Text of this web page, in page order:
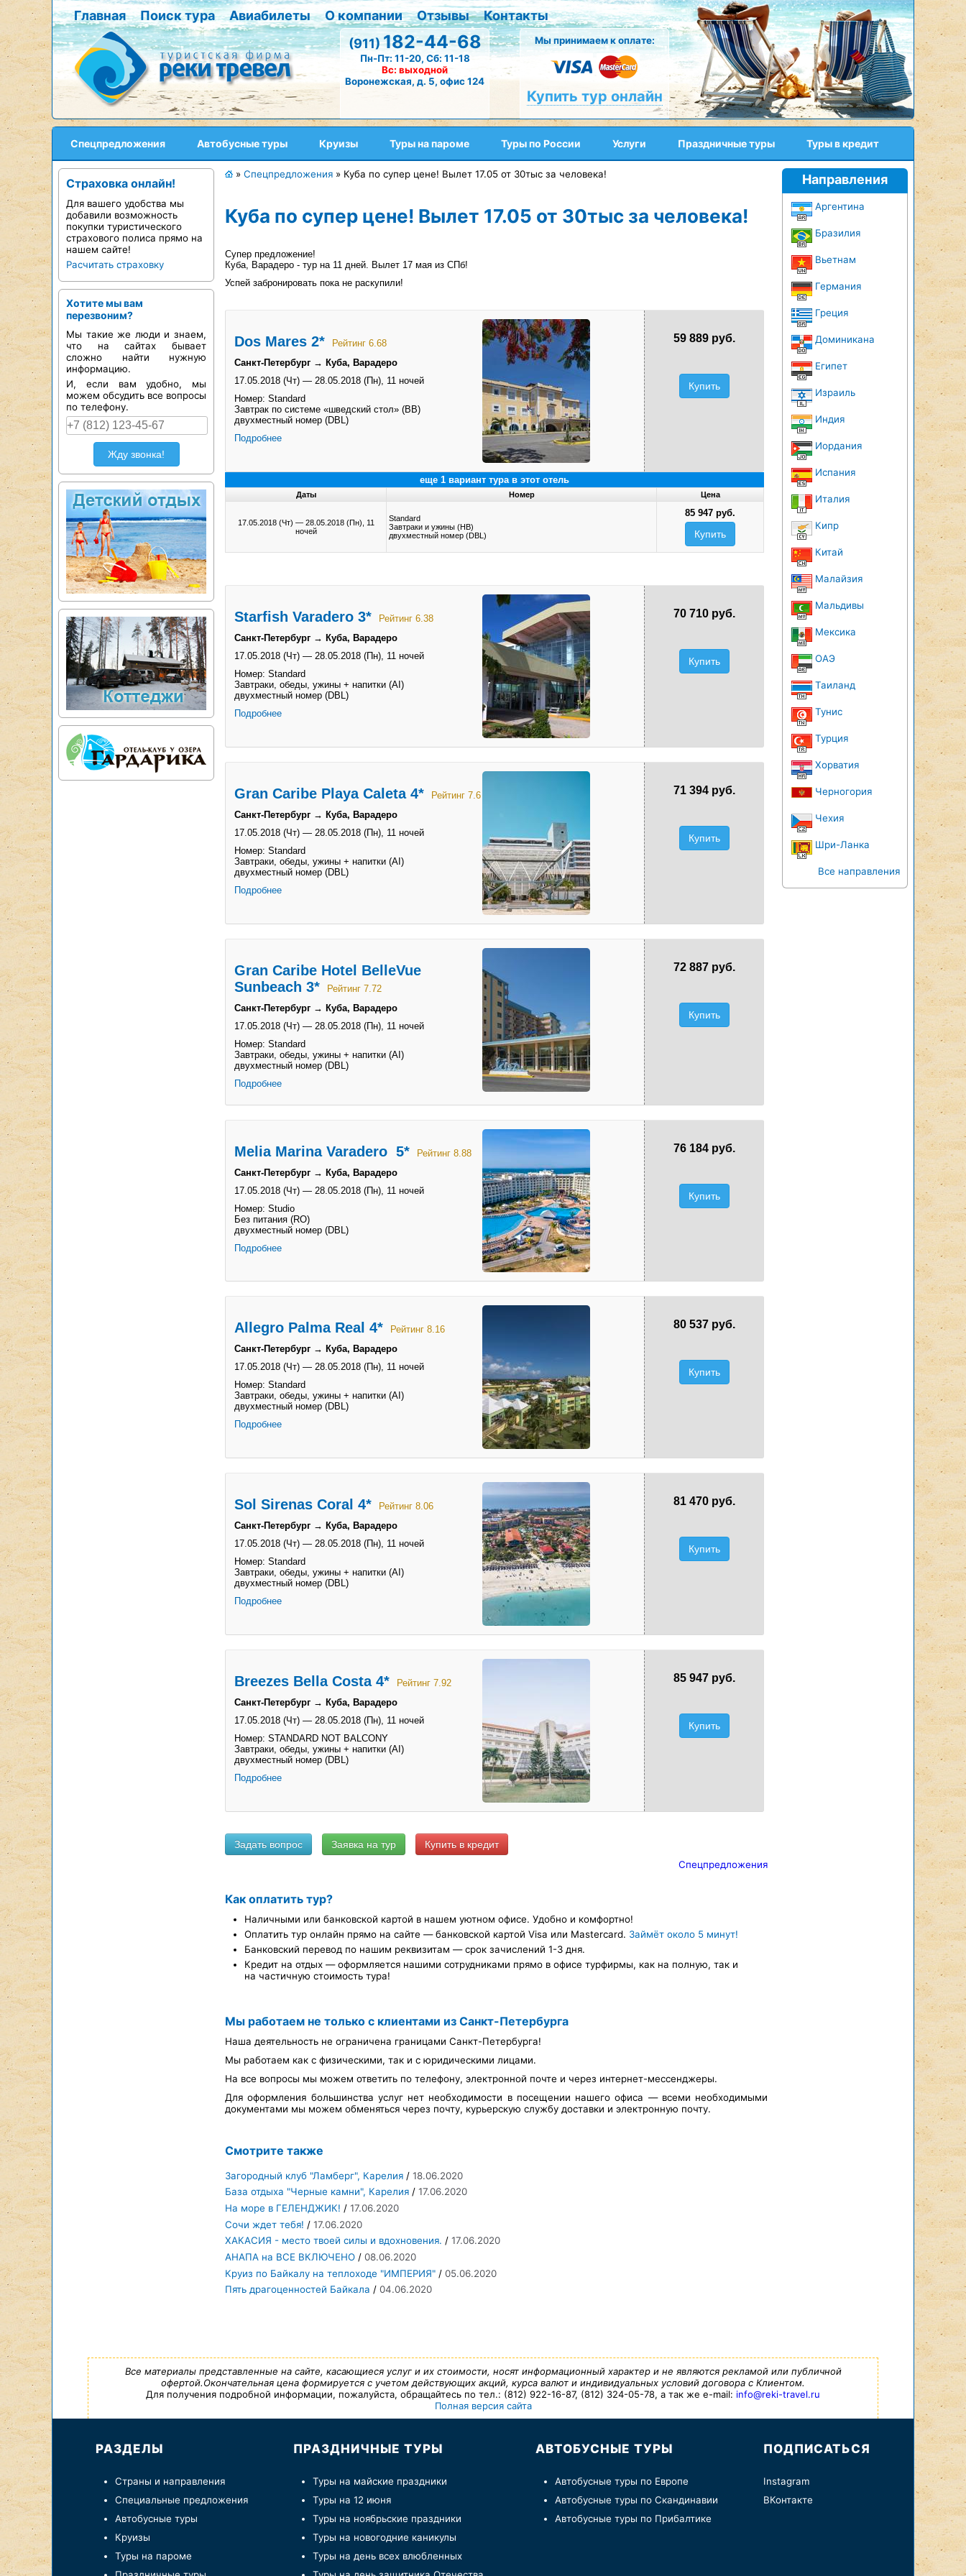
Главная Поиск тура Авиабилеты О компании Отзывы
Контакты
(911)182-44-68
Пн-Пт: 11-20, Сб: 11-18
Вс: выходной
Воронежская, д. 5, офис 124
Мы принимаем к оплате:
Купить тур онлайн
Спецпредложения Автобусные туры Круизы Туры на пароме Туры по России Услуги Праздничные туры Туры в кредит
Страховка онлайн!
Для вашего удобства мы
добавили возможность
покупки туристического
страхового полиса прямо на
нашем сайте!
Расчитать страховку
Хотите мы вам
перезвоним?
Мы такие же люди и знаем,
что на сайтах бывает
сложно найти нужную
информацию.
И, если вам удобно, мы
можем обсудить все вопросы
по телефону.
Жду звонка!
» Спецпредложения » Куба по супер цене! Вылет 17.05 от 30тыс за человека!
Куба по супер цене! Вылет 17.05 от 30тыс за человека!
Супер предложение!
Куба, Варадеро - тур на 11 дней. Вылет 17 мая из СПб!
Успей забронировать пока не раскупили!
Dos Mares 2*
Рейтинг 6.68
Санкт-Петербург → Куба, Варадеро
17.05.2018 (Чт) — 28.05.2018 (Пн), 11 ночей
Номер: Standard
Завтрак по системе «шведский стол» (BB)
двухместный номер (DBL)
Подробнее
59 889 руб.
Купить
еще 1 вариант тура в этот отель
Даты Номер Цена
17.05.2018 (Чт) — 28.05.2018 (Пн),
11
ночей
Standard
Завтраки и ужины (HB)
двухместный номер (DBL)
85 947 руб.
Купить
Starfish Varadero 3*
Рейтинг 6.38
Санкт-Петербург → Куба, Варадеро
17.05.2018 (Чт) — 28.05.2018 (Пн), 11 ночей
Номер: Standard
Завтраки, обеды, ужины + напитки (AI)
двухместный номер (DBL)
Подробнее
70 710 руб.
Купить
Gran Caribe Playa Caleta 4*
Рейтинг 7.6
Санкт-Петербург → Куба, Варадеро
17.05.2018 (Чт) — 28.05.2018 (Пн), 11 ночей
Номер: Standard
Завтраки, обеды, ужины + напитки (AI)
двухместный номер (DBL)
Подробнее
71 394 руб.
Купить
Gran Caribe Hotel BelleVue
Sunbeach 3*
Рейтинг 7.72
Санкт-Петербург → Куба, Варадеро
17.05.2018 (Чт) — 28.05.2018 (Пн), 11 ночей
Номер: Standard
Завтраки, обеды, ужины + напитки (AI)
двухместный номер (DBL)
Подробнее
72 887 руб.
Купить
Melia Marina Varadero 5*
Рейтинг 8.88
Санкт-Петербург → Куба, Варадеро
17.05.2018 (Чт) — 28.05.2018 (Пн), 11 ночей
Номер: Studio
Без питания (RO)
двухместный номер (DBL)
Подробнее
76 184 руб.
Купить
Allegro Palma Real 4*
Рейтинг 8.16
Санкт-Петербург → Куба, Варадеро
17.05.2018 (Чт) — 28.05.2018 (Пн), 11 ночей
Номер: Standard
Завтраки, обеды, ужины + напитки (AI)
двухместный номер (DBL)
Подробнее
80 537 руб.
Купить
Sol Sirenas Coral 4*
Рейтинг 8.06
Санкт-Петербург → Куба, Варадеро
17.05.2018 (Чт) — 28.05.2018 (Пн), 11 ночей
Номер: Standard
Завтраки, обеды, ужины + напитки (AI)
двухместный номер (DBL)
Подробнее
81 470 руб.
Купить
Breezes Bella Costa 4*
Рейтинг 7.92
Санкт-Петербург → Куба, Варадеро
17.05.2018 (Чт) — 28.05.2018 (Пн), 11 ночей
Номер: STANDARD NOT BALCONY
Завтраки, обеды, ужины + напитки (AI)
двухместный номер (DBL)
Подробнее
85 947 руб.
Купить
Купить в кредит
Спецпредложения
Как оплатить тур?
Наличными или банковской картой в нашем уютном офисе. Удобно и комфортно!
Оплатить тур онлайн прямо на сайте — банковской картой Visa или Mastercard. Займёт около 5 минут!
Банковский перевод по нашим реквизитам — срок зачислений 1-3 дня.
Кредит на отдых — оформляется нашими сотрудниками прямо в офисе турфирмы, как на полную, так и
на частичную стоимость тура!
Мы работаем не только с клиентами из Санкт-Петербурга
Наша деятельность не ограничена границами Санкт-Петербурга!
Мы работаем как с физическими, так и с юридическими лицами.
На все вопросы мы можем ответить по телефону, электронной почте и через интернет-мессенджеры.
Для оформления большинства услуг нет необходимости в посещении нашего офиса — всеми необходимыми
документами мы можем обменяться через почту, курьерскую службу доставки и электронную почту.
Смотрите также
Загородный клуб "Ламберг", Карелия / 18.06.2020
База отдыха "Черные камни", Карелия / 17.06.2020
На море в ГЕЛЕНДЖИК! / 17.06.2020
Сочи ждет тебя! / 17.06.2020
ХАКАСИЯ - место твоей силы и вдохновения. / 17.06.2020
АНАПА на ВСЕ ВКЛЮЧЕНО / 08.06.2020
Круиз по Байкалу на теплоходе "ИМПЕРИЯ" / 05.06.2020
Пять драгоценностей Байкала / 04.06.2020
Направления
Аргентина
Бразилия
Вьетнам
Германия
Греция
Доминикана
Египет
Израиль
Индия
Иордания
Испания
Италия
Кипр
Китай
Малайзия
Мальдивы
Мексика
ОАЭ
Таиланд
Тунис
Турция
Хорватия
Черногория
Чехия
Шри-Ланка
Все направления
Все материалы представленные на сайте, касающиеся услуг и их стоимости, носят информационный характер и не являются рекламой или публичной
офертой.Окончательная цена формируется с учетом действующих акций, курса валют и индивидуальных условий договора с Клиентом.
Для получения подробной информации, пожалуйста, обращайтесь по тел.: (812) 922-16-87, (812) 324-05-78, а так же e-mail: info@reki-travel.ru
Полная версия сайта
РАЗДЕЛЫ
Страны и направления
Специальные предложения
Автобусные туры
Круизы
Туры на пароме
ПРАЗДНИЧНЫЕ ТУРЫ
Туры на майские праздники
Туры на 12 июня
Туры на ноябрьские праздники
Туры на новогодние каникулы
Туры на день всех влюбленных
АВТОБУСНЫЕ ТУРЫ
Автобусные туры по Европе
Автобусные туры по Скандинавии
Автобусные туры по Прибалтике
ПОДПИСАТЬСЯ
Instagram
ВКонтакте